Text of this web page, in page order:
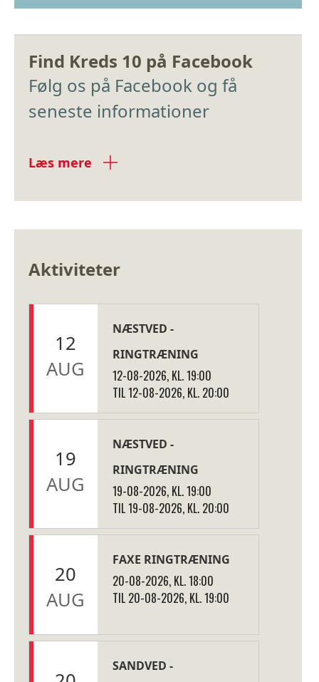
Find Kreds 10 på Facebook
Følg os på Facebook og få
seneste informationer
Læs mere
Aktiviteter
12
AUG
NÆSTVED -
RINGTRÆNING
12-08-2026, KL. 19:00
TIL 12-08-2026, KL. 20:00
19
AUG
NÆSTVED -
RINGTRÆNING
19-08-2026, KL. 19:00
TIL 19-08-2026, KL. 20:00
20
AUG
FAXE RINGTRÆNING
20-08-2026, KL. 18:00
TIL 20-08-2026, KL. 19:00
SANDVED -